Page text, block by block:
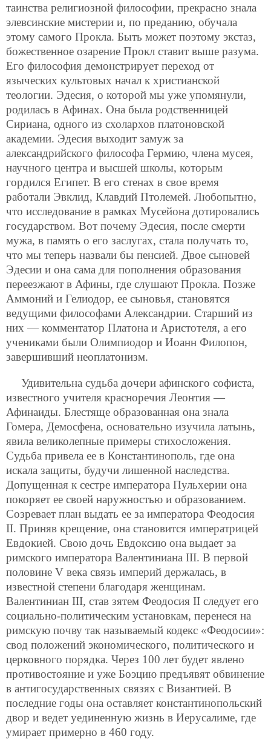
таинства религиозной философии, прекрасно знала
элевсинские мистерии и, по преданию, обучала
этому самого Прокла. Быть может поэтому экстаз,
божественное озарение Прокл ставит выше разума.
Его философия демонстрирует переход от
языческих культовых начал к христианской
теологии. Эдесия, о которой мы уже упомянули,
родилась в Афинах. Она была родственницей
Сириана, одного из схолархов платоновской
академии. Эдесия выходит замуж за
александрийского философа Гермию, члена мусея,
научного центра и высшей школы, которым
гордился Египет. В его стенах в свое время
работали Эвклид, Клавдий Птолемей. Любопытно,
что исследование в рамках Мусейона дотировались
государством. Вот почему Эдесия, после смерти
мужа, в память о его заслугах, стала получать то,
что мы теперь назвали бы пенсией. Двое сыновей
Эдесии и она сама для пополнения образования
переезжают в Афины, где слушают Прокла. Позже
Аммоний и Гелиодор, ее сыновья, становятся
ведущими философами Александрии. Старший из
них — комментатор Платона и Аристотеля, а его
учениками были Олимпиодор и Иоанн Филопон,
завершивший неоплатонизм.
Удивительна судьба дочери афинского софиста,
известного учителя красноречия Леонтия —
Афинаиды. Блестяще образованная она знала
Гомера, Демосфена, основательно изучила латынь,
явила великолепные примеры стихосложения.
Судьба привела ее в Константинополь, где она
искала защиты, будучи лишенной наследства.
Допущенная к сестре императора Пульхерии она
покоряет ее своей наружностью и образованием.
Созревает план выдать ее за императора Феодосия
II. Приняв крещение, она становится императрицей
Евдокией. Свою дочь Евдоксию она выдает за
римского императора Валентиниана III. В первой
половине V века связь империй держалась, в
известной степени благодаря женщинам.
Валентиниан III, став зятем Феодосия II следует его
социально-политическим установкам, перенеся на
римскую почву так называемый кодекс «Феодосии»:
свод положений экономического, политического и
церковного порядка. Через 100 лет будет явлено
противостояние и уже Боэцию предъявят обвинение
в антигосударственных связях с Византией. В
последние годы она оставляет константинопольский
двор и ведет уединенную жизнь в Иерусалиме, где
умирает примерно в 460 году.